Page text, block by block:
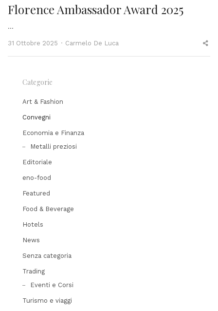
Florence Ambassador Award 2025
…
31 Ottobre 2025 Author
Carmelo De Luca
Categorie
Art & Fashion
Convegni
Economia e Finanza
Metalli preziosi
Editoriale
eno-food
Featured
Food & Beverage
Hotels
News
Senza categoria
Trading
Eventi e Corsi
Turismo e viaggi